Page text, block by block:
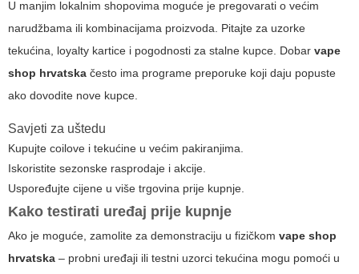
U manjim lokalnim shopovima moguće je pregovarati o većim
narudžbama ili kombinacijama proizvoda. Pitajte za uzorke
tekućina, loyalty kartice i pogodnosti za stalne kupce. Dobar vape
shop hrvatska često ima programe preporuke koji daju popuste
ako dovodite nove kupce.
Savjeti za uštedu
Kupujte coilove i tekućine u većim pakiranjima.
Iskoristite sezonske rasprodaje i akcije.
Uspoređujte cijene u više trgovina prije kupnje.
Kako testirati uređaj prije kupnje
Ako je moguće, zamolite za demonstraciju u fizičkom vape shop
hrvatska – probni uređaji ili testni uzorci tekućina mogu pomoći u